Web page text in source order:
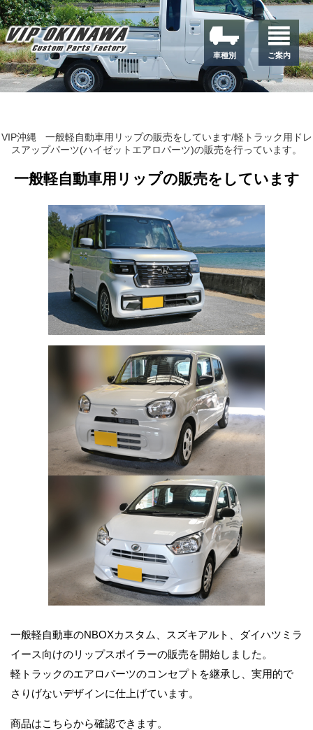
車種別 ご案内
VIP沖縄
一般軽自動車用リップの販売をしています/軽トラック用ドレ
スアップパーツ(ハイゼットエアロパーツ)の販売を行っています。
一般軽自動車用リップの販売をしています
一般軽自動車のNBOXカスタム、スズキアルト、ダイハツミラ
イース向けのリップスポイラーの販売を開始しました。
軽トラックのエアロパーツのコンセプトを継承し、実用的で
さりげないデザインに仕上げています。
商品はこちらから確認できます。